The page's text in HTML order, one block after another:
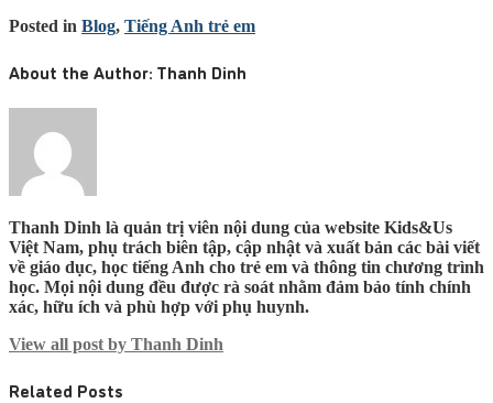
Posted in Blog, Tiếng Anh trẻ em
About the Author: Thanh Dinh
Thanh Dinh là quản trị viên nội dung của website Kids&Us
Việt Nam, phụ trách biên tập, cập nhật và xuất bản các bài viết
về giáo dục, học tiếng Anh cho trẻ em và thông tin chương trình
học. Mọi nội dung đều được rà soát nhằm đảm bảo tính chính
xác, hữu ích và phù hợp với phụ huynh.
View all post by Thanh Dinh
Related Posts